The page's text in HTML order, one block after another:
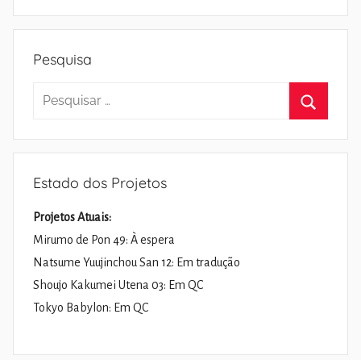
Pesquisa
Pesquisar
Estado dos Projetos
Projetos Atuais:
Mirumo de Pon 49: À espera
Natsume Yuujinchou San 12: Em tradução
Shoujo Kakumei Utena 03: Em QC
Tokyo Babylon: Em QC